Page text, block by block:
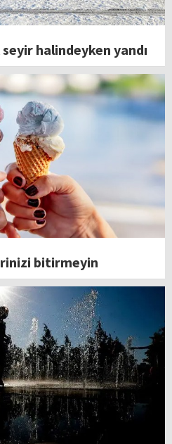
halindeyken yandı
bitirmeyin